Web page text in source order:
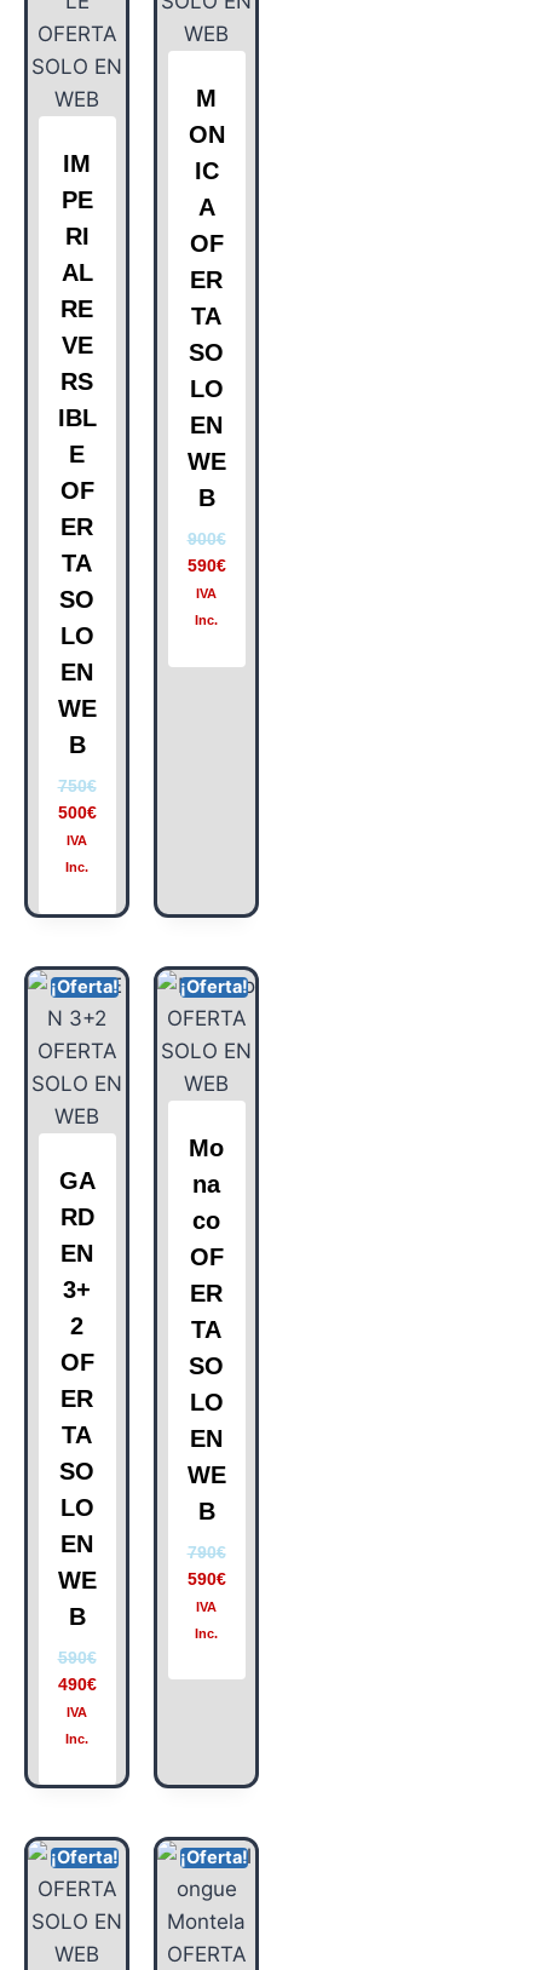
IM
PE
RI
AL
RE
VE
RS
IBL
E
OF
ER
TA
SO
LO
EN
WE
B
750€
500€
IVA
Inc.
M
ON
IC
A
OF
ER
TA
SO
LO
EN
WE
B
900€
590€
IVA
Inc.
¡Oferta!
GA
RD
EN
3+
2
OF
ER
TA
SO
LO
EN
WE
B
590€
490€
IVA
Inc.
¡Oferta!
Mo
na
co
OF
ER
TA
SO
LO
EN
WE
B
790€
590€
IVA
Inc.
¡Oferta! ¡Oferta!